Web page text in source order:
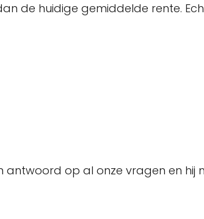
de huidige gemiddelde rente.
op al onze vragen en hij